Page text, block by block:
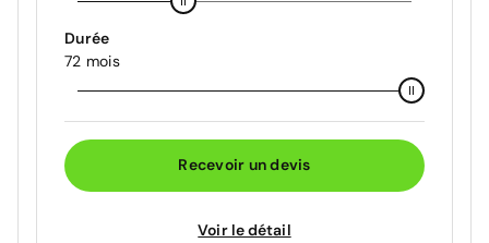
Durée
72 mois
Recevoir un devis
Voir le détail